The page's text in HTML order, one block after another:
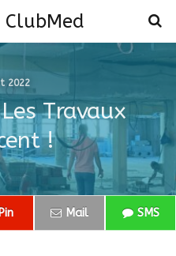
2022
Travaux
!
Pin Mail SMS